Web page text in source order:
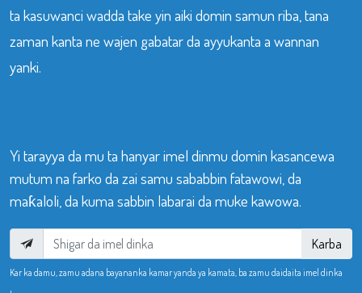
ta kasuwanci wadda take yin aiki domin samun riba, tana
zaman kanta ne wajen gabatar da ayyukanta a wannan
yanki.
Yi tarayya da mu ta hanyar imel dinmu domin kasancewa
mutum na farko da zai samu sababbin fatawowi, da
maƙaloli, da kuma sabbin labarai da muke kawowa.
Karba
Kar ka damu, zamu adana bayananka kamar yanda ya kamata, ba zamu daidaita imel dinka